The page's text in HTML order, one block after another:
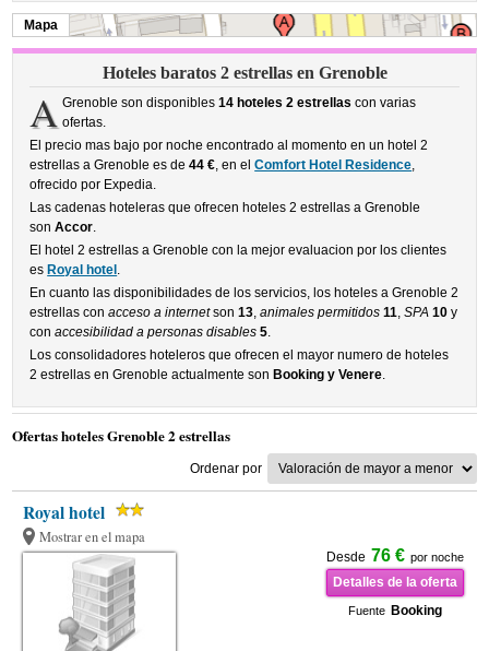
Mapa
Hoteles baratos 2 estrellas en Grenoble
A Grenoble son disponibles 14 hoteles 2 estrellas con varias
ofertas.
El precio mas bajo por noche encontrado al momento en un hotel 2
estrellas a Grenoble es de44 €, en elComfort Hotel Residence,
ofrecido por Expedia.
Las cadenas hoteleras que ofrecen hoteles 2 estrellas a Grenoble
sonAccor.
El hotel 2 estrellas a Grenoble con la mejor evaluacion por los clientes
es Royal hotel .
En cuanto las disponibilidades de los servicios, los hoteles a Grenoble 2
estrellas conacceso a internetson13,animales permitidos 11,SPA 10 y
conaccesibilidad a personas disables 5.
Los consolidadores hoteleros que ofrecen el mayor numero de hoteles
2 estrellas en Grenoble actualmente son Booking y Venere.
Ofertas hoteles Grenoble 2 estrellas
Ordenar por
Royal hotel
Mostrar en el mapa
Desde 76 € por noche
Detalles de la oferta
Fuente Booking